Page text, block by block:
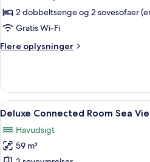
Room
Land
2 dobbeltsenge og 2 sovesofaer
Gratis Wi-Fi
Flere oplysninger
Flere
Connected
Room
Land
Indlæs
alle
billeder
af
4
Deluxe Connected Room Sea
Havudsigt
59 m²